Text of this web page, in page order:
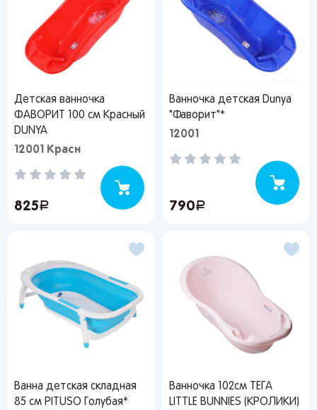
Детская ванночка
ФАВОРИТ 100 см Красный
DUNYA
12001 Красн
825руб.
Ванночка детская Dunya
"Фаворит"*
12001
790руб.
Ванна детская складная
85 см PITUSO Голубая*
Ванночка 102см ТЕГА
LITTLE BUNNIES (КРОЛИКИ)
Вы сможете отслеживать статус своих
рекомендации
От выбранного региона зависят доступные
способы доставки, их стоимость и наличие